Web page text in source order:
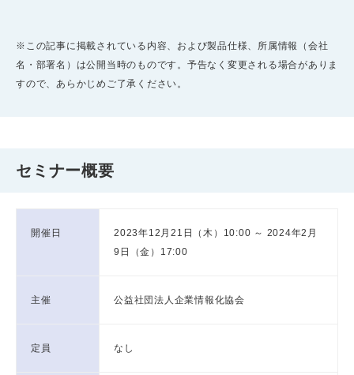
※この記事に掲載されている内容、および製品仕様、所属情報（会社
名・部署名）は公開当時のものです。予告なく変更される場合がありま
すので、あらかじめご了承ください。
セミナー概要
開催日
2023年12月21日（木）10:00 ～ 2024年2月
9日（金）17:00
主催 公益社団法人企業情報化協会
定員 なし